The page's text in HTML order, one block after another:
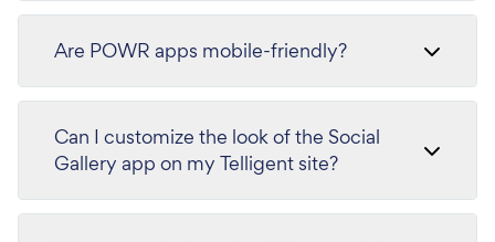
Are POWR apps mobile-friendly?
Can I customize the look of the Social
Gallery app on my Telligent site?